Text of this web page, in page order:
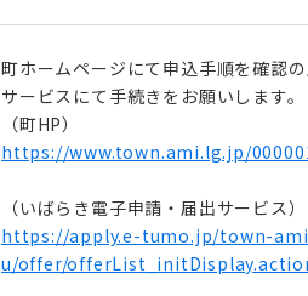
町ホームページにて申込手順を確認
サービスにて手続きをお願いします。
（町HP）
https://www.town.ami.lg.jp/
（いばらき電子申請・届出サービス）
https://apply.e-tumo.jp/town-
u/offer/